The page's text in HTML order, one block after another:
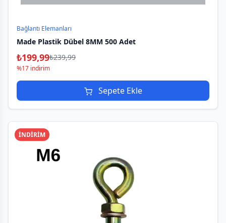
Bağlantı Elemanları
Made Plastik Dübel 8MM 500 Adet
₺199,99₺239,99
%17 indirim
Sepete Ekle
İNDİRİM